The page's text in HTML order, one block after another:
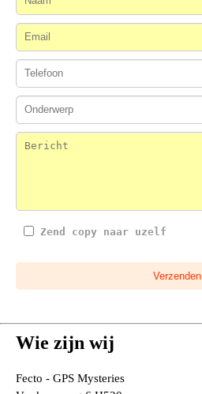
Zend copy naar uzelf
Verzenden
Wie zijn wij
Fecto - GPS Mysteries